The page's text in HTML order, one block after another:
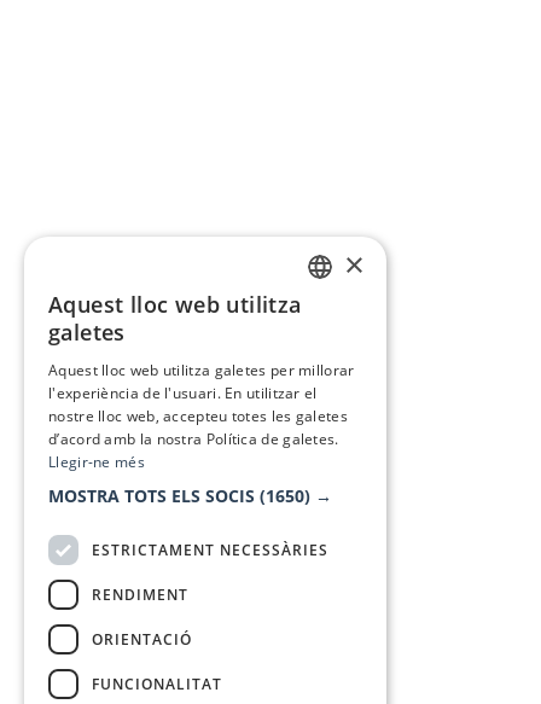
×
Aquest lloc web utilitza
galetes
Aquest lloc web utilitza galetes per millorar
l'experiència de l'usuari. En utilitzar el
nostre lloc web, accepteu totes les galetes
d’acord amb la nostra Política de galetes.
Llegir-ne més
MOSTRA TOTS ELS SOCIS (1650) →
ESTRICTAMENT NECESSÀRIES
RENDIMENT
ORIENTACIÓ
FUNCIONALITAT